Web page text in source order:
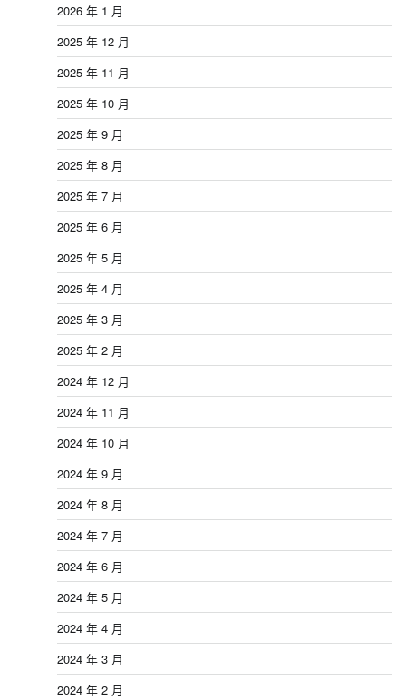
2026 年 1 月
2025 年 12 月
2025 年 11 月
2025 年 10 月
2025 年 9 月
2025 年 8 月
2025 年 7 月
2025 年 6 月
2025 年 5 月
2025 年 4 月
2025 年 3 月
2025 年 2 月
2024 年 12 月
2024 年 11 月
2024 年 10 月
2024 年 9 月
2024 年 8 月
2024 年 7 月
2024 年 6 月
2024 年 5 月
2024 年 4 月
2024 年 3 月
2024 年 2 月